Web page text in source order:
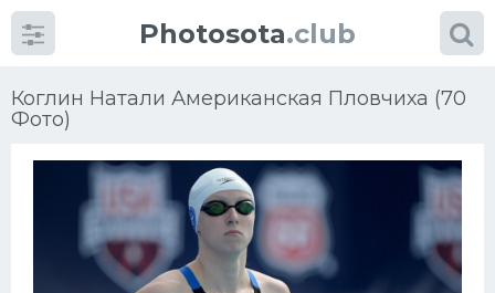
Photosota.club
Коглин Натали Американская Пловчиха (70
Фото)
КатегорииФото